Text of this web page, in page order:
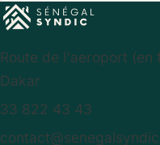
Route de l'aeroport (en
Dakar
33 822 43 43